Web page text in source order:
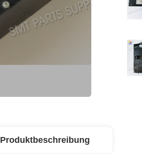
Produktbeschreibung